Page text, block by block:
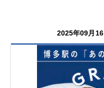
2025年09月